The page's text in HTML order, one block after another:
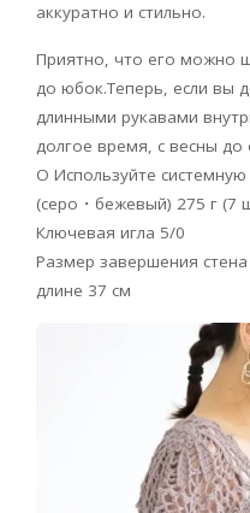
аккуратно и стильно.
Приятно, что его можно
до юбок.Теперь, если вы
длинными рукавами
долгое время, с весны до
O Используйте
(серо・бежевый) 275 г (7
Ключевая игла 5/0
Размер завершения
длине 37 см